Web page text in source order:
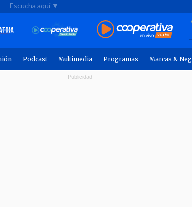
Escucha aquí ▼
Podcast Multimedia Programas Marcas &